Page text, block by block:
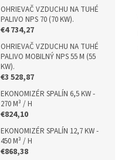
OHRIEVAČ VZDUCHU NA TUHÉ
PALIVO NPS 70 (70 KW).
€4 734,27
OHRIEVAČ VZDUCHU NA TUHÉ
PALIVO MOBILNÝ NPS 55 M (55
KW).
€3 528,87
EKONOMIZÉR SPALÍN 6,5 KW -
270 M³ / H
€824,10
EKONOMIZÉR SPALÍN 12,7 KW -
450 M³ / H
€868,38